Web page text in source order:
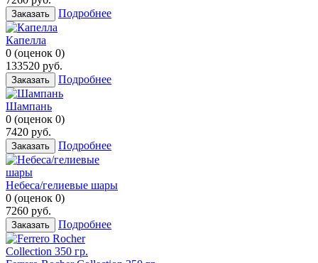
Заказать Подробнее
Капелла
0 (оценок 0)
133520 руб.
Заказать Подробнее
Шампань
0 (оценок 0)
7420 руб.
Заказать Подробнее
Небеса/гелиевые шары
0 (оценок 0)
7260 руб.
Заказать Подробнее